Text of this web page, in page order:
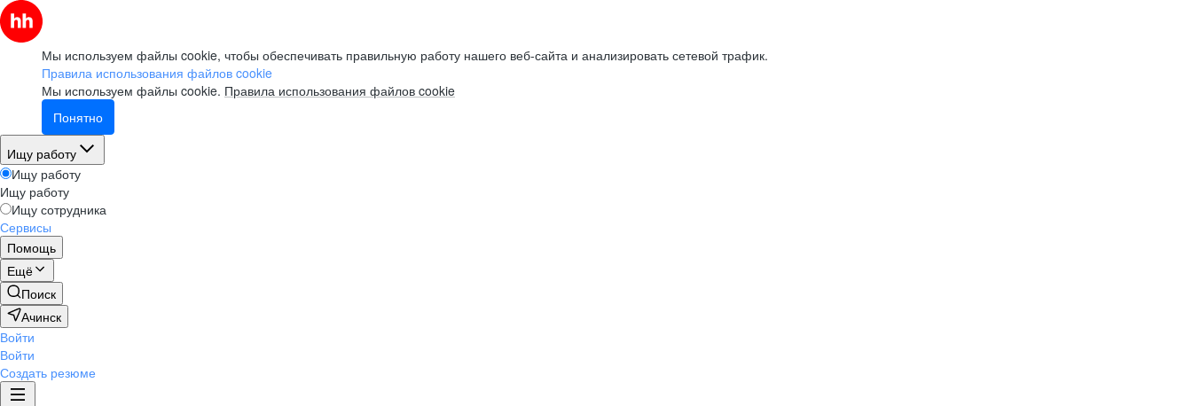
Мы используем файлы cookie, чтобы обеспечивать правильную работу нашего веб-сайта и анализировать сетевой трафик.
Правила использования файлов cookie
Мы используем файлы cookie. Правила использования файлов cookie
Понятно
Ищу работу
Ищу работу
Ищу работу
Ищу сотрудника
Сервисы
Помощь
Ещё
Поиск
Ачинск
Войти
Войти
Создать резюме